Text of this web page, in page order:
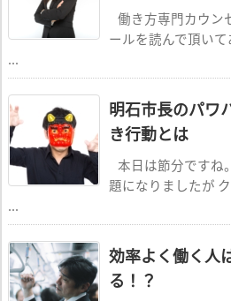
働き方専門カウン
ールを読んで頂いて
...
明石市長のパワ
き行動とは
本日は節分ですね
題になりましたが
...
効率よく働く
る！？